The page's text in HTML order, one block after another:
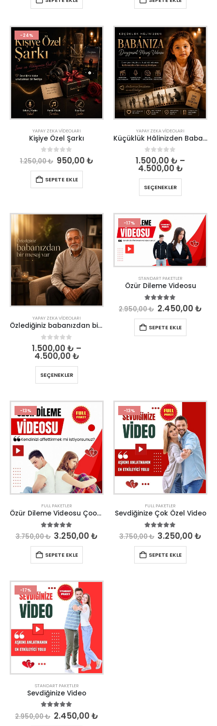
-24%
YAPAY ZEKA VIDEOLARI
Kişiye Özel Şarkı
0out of 5
1.250,00₺ 950,00 ₺
SEPETE EKLE
YAPAY ZEKA VIDEOLARI
Küçüklük Hâlinizden Babanıza Duygusal Mesaj Videosu
0out of 5
1.500,00 ₺ –
4.500,00 ₺
SEÇENEKLER
YAPAY ZEKA VIDEOLARI
Özlediğiniz babanızdan bir mesaj
0out of 5
1.500,00 ₺ –
4.500,00 ₺
SEÇENEKLER
-17%
STANDART PAKETLER
Özür Dileme Videosu
5.00out of 5
2.950,00₺ 2.450,00 ₺
SEPETE EKLE
-13%
FULL PAKETLER
Özür Dileme Videosu Çook Özel
5.00out of 5
3.750,00₺ 3.250,00₺
SEPETE EKLE
-13%
FULL PAKETLER
Sevdiğinize Çok Özel Video
5.00out of 5
3.750,00₺ 3.250,00₺
SEPETE EKLE
-17%
STANDART PAKETLER
Sevdiğinize Video
5.00out of 5
2.950,00₺ 2.450,00 ₺